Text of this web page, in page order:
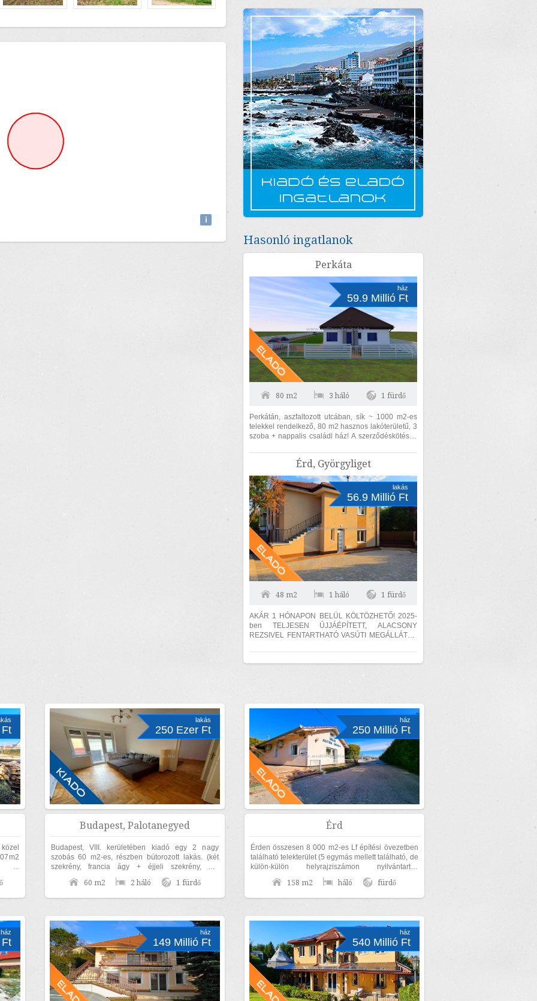
i Attributions
Hasonló ingatlanok
Perkáta
ház
59.9 Millió Ft
80 m2 3 háló 1 fürdő
Perkátán, aszfaltozott utcában, sík ~ 1000 m2-es
telekkel rendelkező, 80 m2 hasznos lakóterületű, 3
szoba + nappalis családi ház! A szerződéskötéstől
Érd, Györgyliget
lakás
56.9 Millió Ft
48 m2 1 háló 1 fürdő
AKÁR 1 HÓNAPON BELÜL KÖLTÖZHETŐ! 2025-
ben TELJESEN ÚJJÁÉPÍTETT, ALACSONY
REZSIVEL FENTARTHATÓ VASÚTI MEGÁLLÁTÓL
és...
2
lakás
250 Ezer Ft
Budapest, Palotanegyed
Budapest, VIII. kerületében kiadó egy 2 nagy
szobás 60 m2-es, részben bútorozott lakás. (két
szekrény, francia ágy + éjjeli szekrény, ülő
garnitúra, étkező garnitúra). Az ingatlan...
60 m2 2 háló 1 fürdő
ház
250 Millió Ft
Érd
Érden összesen 8 000 m2-es Lf építési övezetben
található telekterület (5 egymás mellett található, de
külön-külön helyrajziszámon nyilvántartott
területből áll), 158 m2-es...
158 m2 háló fürdő
ház ház
149 Millió Ft
ház
540 Millió Ft